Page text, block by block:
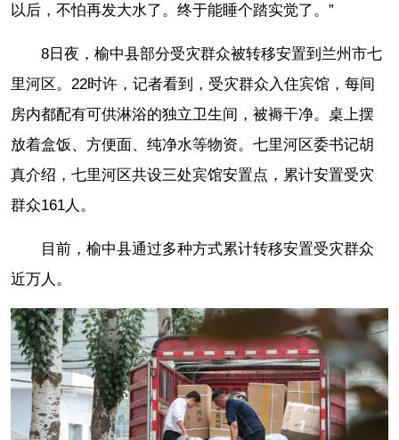
以后，不怕再发大水了。终于能睡个踏实觉了。”
8日夜，榆中县部分受灾群众被转移安置到兰州市七
里河区。22时许，记者看到，受灾群众入住宾馆，每间
房内都配有可供淋浴的独立卫生间，被褥干净。桌上摆
放着盒饭、方便面、纯净水等物资。七里河区委书记胡
真介绍，七里河区共设三处宾馆安置点，累计安置受灾
群众161人。
目前，榆中县通过多种方式累计转移安置受灾群众
近万人。